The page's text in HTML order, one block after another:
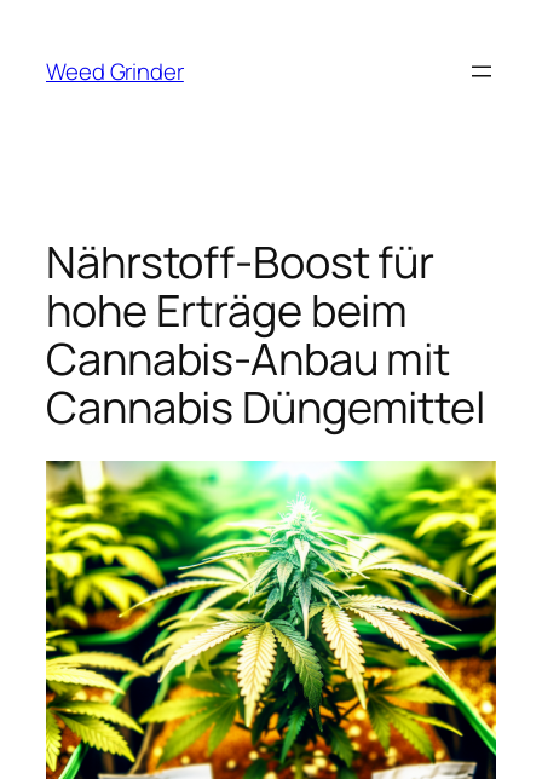
springen
Weed Grinder
Nährstoff-Boost für
hohe Erträge beim
Cannabis-Anbau mit
Cannabis Düngemittel